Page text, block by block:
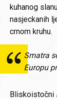
kuhanog
nasjeckanih
crnom kruhu.
Smatra
Europu
Bliskoistočni